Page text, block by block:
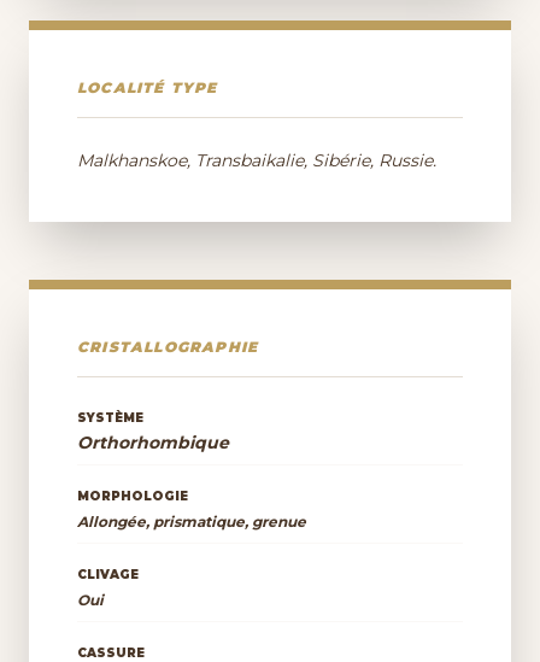
LOCALITÉ TYPE
Malkhanskoe, Transbaikalie, Sibérie, Russie.
CRISTALLOGRAPHIE
SYSTÈME
Orthorhombique
MORPHOLOGIE
Allongée, prismatique, grenue
CLIVAGE
Oui
CASSURE